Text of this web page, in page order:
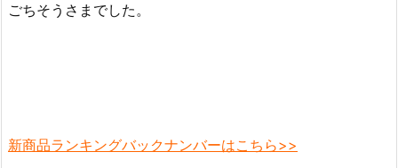
ごちそうさまでした。
新商品ランキングバックナンバーはこちら>>